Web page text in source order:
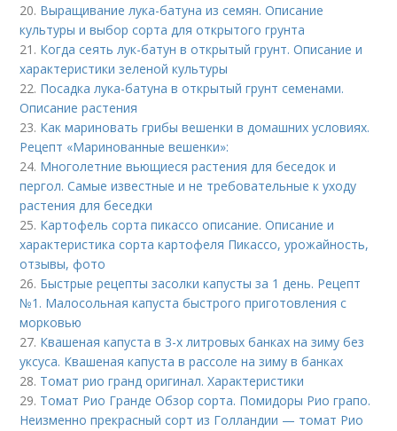
20. Выращивание лука-батуна из семян. Описание
культуры и выбор сорта для открытого грунта
21. Когда сеять лук-батун в открытый грунт. Описание и
характеристики зеленой культуры
22. Посадка лука-батуна в открытый грунт семенами.
Описание растения
23. Как мариновать грибы вешенки в домашних условиях.
Рецепт «Маринованные вешенки»:
24. Многолетние вьющиеся растения для беседок и
пергол. Самые известные и не требовательные к уходу
растения для беседки
25. Картофель сорта пикассо описание. Описание и
характеристика сорта картофеля Пикассо, урожайность,
отзывы, фото
26. Быстрые рецепты засолки капусты за 1 день. Рецепт
№1. Малосольная капуста быстрого приготовления с
морковью
27. Квашеная капуста в 3-х литровых банках на зиму без
уксуса. Квашеная капуста в рассоле на зиму в банках
28. Томат рио гранд оригинал. Характеристики
29. Томат Рио Гранде Обзор сорта. Помидоры Рио грапо.
Неизменно прекрасный сорт из Голландии — томат Рио